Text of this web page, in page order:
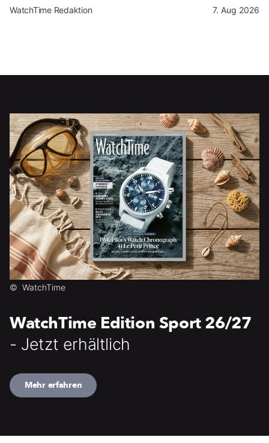
WatchTime Redaktion 7. Aug 2026
© WatchTime
WatchTime Edition Sport 26/27
- Jetzt erhältlich
Mehr erfahren